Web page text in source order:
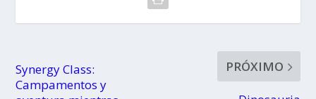
Synergy Class:
Campamentos y
PRÓXIMO